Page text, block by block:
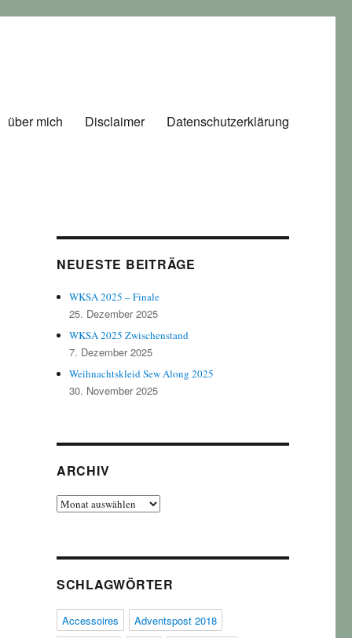
über mich Disclaimer Datenschutzerklärung
NEUESTE BEITRÄGE
WKSA 2025 – Finale
25. Dezember 2025
WKSA 2025 Zwischenstand
7. Dezember 2025
Weihnachtskleid Sew Along 2025
30. November 2025
ARCHIV
Archiv
SCHLAGWÖRTER
Accessoires
Adventspost 2018